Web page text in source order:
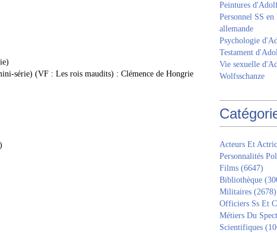
série) (VF : Les rois maudits) : Clémence de Hongrie
Peintures
Personnel SS
allemande
Psychologie
Testament
Vie sexuelle
Wolfsschanze
Acteurs Et
Personnalités
Films (6647)
Bibliothèque
Militaires (2678)
Officiers Ss Et
Métiers Du
Scientifiques